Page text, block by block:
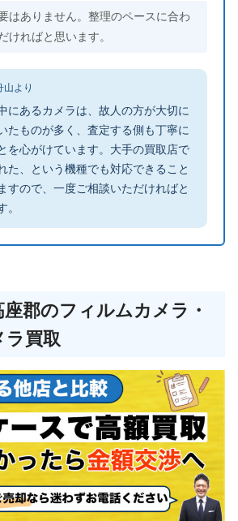
はありません。整理のペースに合わ
ければと思います。
山より
にあるカメラは、故人の方が大切に
たものが多く、査定する側も丁寧に
を心がけています。大手の買取店で
た、という機種でも対応できること
すので、一度ご相談いただければと
。
郡のフィルムカメラ・
ラ買取